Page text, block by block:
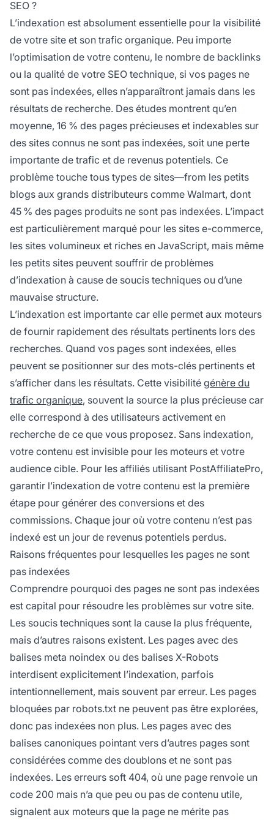
SEO ?
L’indexation est absolument essentielle pour la visibilité
de votre site et son trafic organique. Peu importe
l’optimisation de votre contenu, le nombre de backlinks
ou la qualité de votre SEO technique, si vos pages ne
sont pas indexées, elles n’apparaîtront jamais dans les
résultats de recherche. Des études montrent qu’en
moyenne, 16 % des pages précieuses et indexables sur
des sites connus ne sont pas indexées, soit une perte
importante de trafic et de revenus potentiels. Ce
problème touche tous types de sites—from les petits
blogs aux grands distributeurs comme Walmart, dont
45 % des pages produits ne sont pas indexées. L’impact
est particulièrement marqué pour les sites e-commerce,
les sites volumineux et riches en JavaScript, mais même
les petits sites peuvent souffrir de problèmes
d’indexation à cause de soucis techniques ou d’une
mauvaise structure.
L’indexation est importante car elle permet aux moteurs
de fournir rapidement des résultats pertinents lors des
recherches. Quand vos pages sont indexées, elles
peuvent se positionner sur des mots-clés pertinents et
s’afficher dans les résultats. Cette visibilité génère du
trafic organique, souvent la source la plus précieuse car
elle correspond à des utilisateurs activement en
recherche de ce que vous proposez. Sans indexation,
votre contenu est invisible pour les moteurs et votre
audience cible. Pour les affiliés utilisant PostAffiliatePro,
garantir l’indexation de votre contenu est la première
étape pour générer des conversions et des
commissions. Chaque jour où votre contenu n’est pas
indexé est un jour de revenus potentiels perdus.
Raisons fréquentes pour lesquelles les pages ne sont
pas indexées
Comprendre pourquoi des pages ne sont pas indexées
est capital pour résoudre les problèmes sur votre site.
Les soucis techniques sont la cause la plus fréquente,
mais d’autres raisons existent. Les pages avec des
balises meta noindex ou des balises X-Robots
interdisent explicitement l’indexation, parfois
intentionnellement, mais souvent par erreur. Les pages
bloquées par robots.txt ne peuvent pas être explorées,
donc pas indexées non plus. Les pages avec des
balises canoniques pointant vers d’autres pages sont
considérées comme des doublons et ne sont pas
indexées. Les erreurs soft 404, où une page renvoie un
code 200 mais n’a que peu ou pas de contenu utile,
signalent aux moteurs que la page ne mérite pas